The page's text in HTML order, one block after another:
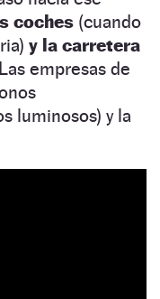
coches (cuando
y la carretera
Las empresas de
luminosos) y la